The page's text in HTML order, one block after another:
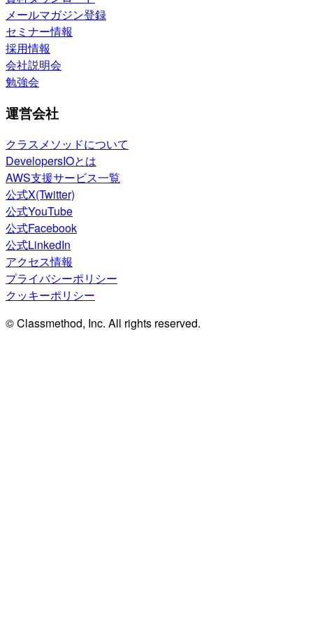
メールマガジン登録
セミナー情報
採用情報
会社説明会
勉強会
運営会社
クラスメソッドについて
DevelopersIOとは
AWS支援サービス一覧
公式X(Twitter)
公式YouTube
公式Facebook
公式LinkedIn
アクセス情報
プライバシーポリシー
クッキーポリシー
© Classmethod, Inc. All rights reserved.